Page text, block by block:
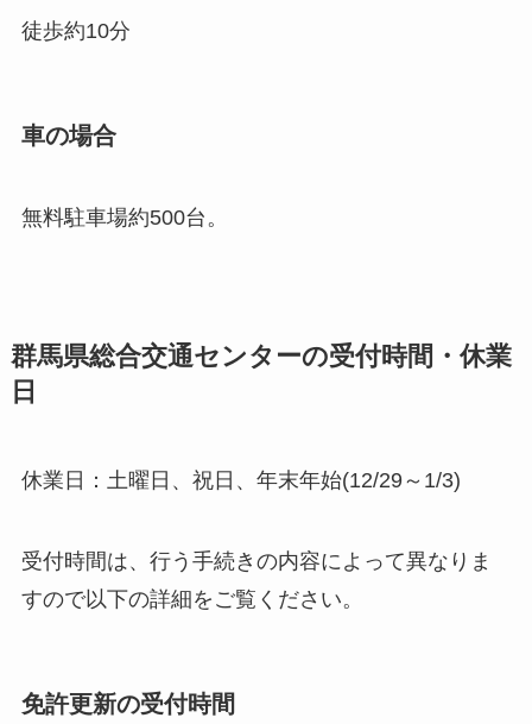
徒歩約10分
車の場合
無料駐車場約500台。
群馬県総合交通センターの受付時間・休業
日
休業日：土曜日、祝日、年末年始(12/29～1/3)
受付時間は、行う手続きの内容によって異なりま
すので以下の詳細をご覧ください。
免許更新の受付時間